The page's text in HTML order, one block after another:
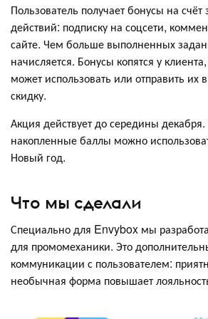
Пользователь получает бонусы на
действий: подписку на соцсети,
сайте. Чем больше выполненных
начисляется. Бонусы копятся у
может использовать или отправить их
скидку.
Акция действует до середины декабря.
накопленные баллы можно
Новый год.
Что мы сделали
Специально для Envybox мы
для промомеханики. Это
коммуникации с пользователем:
необычная форма повышает